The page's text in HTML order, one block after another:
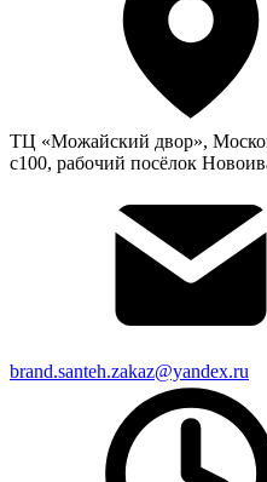
ТЦ «Можайский двор»,
с100, рабочий посёлок
brand.santeh.zakaz@yandex.ru